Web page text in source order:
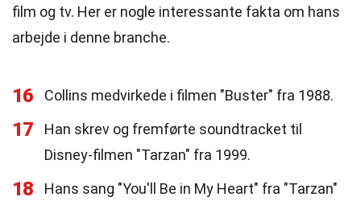
film og tv. Her er nogle interessante fakta om hans
arbejde i denne branche.
16 Collins medvirkede i filmen "Buster" fra 1988.
17
Han skrev og fremførte soundtracket til
Disney-filmen "Tarzan" fra 1999.
18
Hans sang "You'll Be in My Heart" fra "Tarzan"